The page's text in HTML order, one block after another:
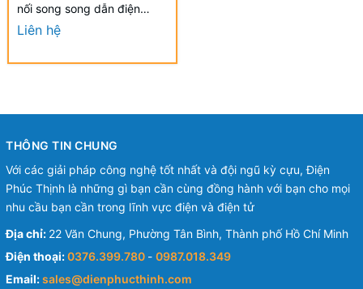
nối song song dẫn điện
100mm2 - NON-
INSULATED PARALLEL
Liên hệ
THÔNG TIN CHUNG
Với các giải pháp công nghệ tốt nhất và đội ngũ kỳ cựu, Điện
Phúc Thịnh là những gì bạn cần cùng đồng hành với bạn cho mọi
nhu cầu bạn cần trong lĩnh vực điện và điện tử
Địa chỉ: 22 Văn Chung, Phường Tân Bình, Thành phố Hồ Chí Minh
Điện thoại:0376.399.780 - 0987.018.349
Email:sales@dienphucthinh.com